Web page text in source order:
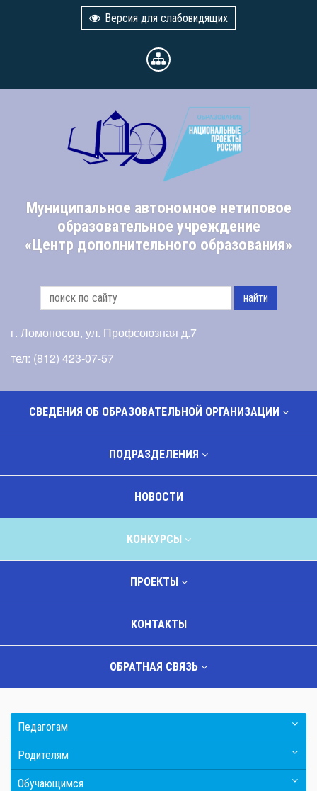
Версия для слабовидящих
Муниципальное автономное нетиповое
образовательное учреждение
«Центр дополнительного образования»
найти
г. Ломоносов, ул. Профсоюзная д.7
тел: (812) 423-07-57
СВЕДЕНИЯ ОБ ОБРАЗОВАТЕЛЬНОЙ ОРГАНИЗАЦИИ
ПОДРАЗДЕЛЕНИЯ
НОВОСТИ
КОНКУРСЫ
ПРОЕКТЫ
КОНТАКТЫ
ОБРАТНАЯ СВЯЗЬ
Педагогам
Родителям
Обучающимся